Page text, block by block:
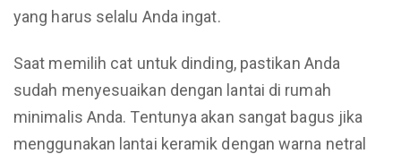
yang harus selalu Anda ingat.
Saat memilih cat untuk dinding, pastikan Anda
sudah menyesuaikan dengan lantai di rumah
minimalis Anda. Tentunya akan sangat bagus jika
menggunakan lantai keramik dengan warna netral